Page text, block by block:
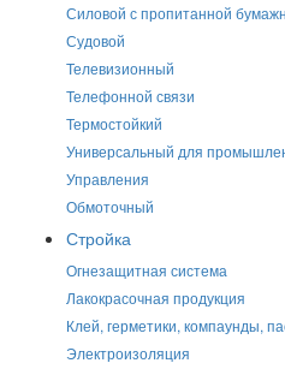
Силовой с пропитанной
Судовой
Телевизионный
Телефонной связи
Термостойкий
Универсальный для
Управления
Обмоточный
Стройка
Огнезащитная система
Лакокрасочная продукция
Клей, герметики, компаунды,
Электроизоляция